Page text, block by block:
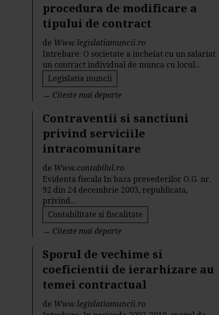
procedura de modificare a
tipului de contract
de Www.legislatiamuncii.ro
Intrebare: O societate a incheiat cu un salariat
un contract individual de munca cu locul...
Legislatia muncii
→ Citeste mai departe
Contraventii si sanctiuni
privind serviciile
intracomunitare
de Www.contabilul.ro
Evidenta fiscala In baza prevederilor O.G. nr.
92 din 24 decembrie 2003, republicata,
privind...
Contabilitate si fiscalitate
→ Citeste mai departe
Sporul de vechime si
coeficientii de ierarhizare au
temei contractual
de Www.legislatiamuncii.ro